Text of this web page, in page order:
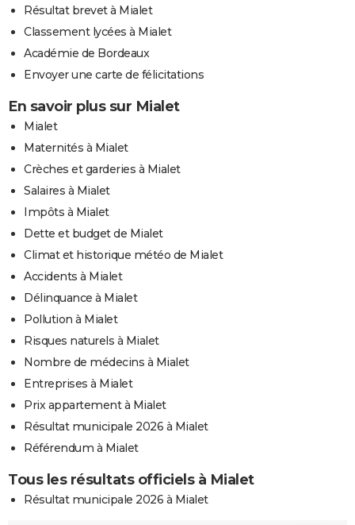
Résultat brevet à Mialet
Classement lycées à Mialet
Académie de Bordeaux
Envoyer une carte de félicitations
En savoir plus sur Mialet
Mialet
Maternités à Mialet
Crèches et garderies à Mialet
Salaires à Mialet
Impôts à Mialet
Dette et budget de Mialet
Climat et historique météo de Mialet
Accidents à Mialet
Délinquance à Mialet
Pollution à Mialet
Risques naturels à Mialet
Nombre de médecins à Mialet
Entreprises à Mialet
Prix appartement à Mialet
Résultat municipale 2026 à Mialet
Référendum à Mialet
Tous les résultats officiels à Mialet
Résultat municipale 2026 à Mialet